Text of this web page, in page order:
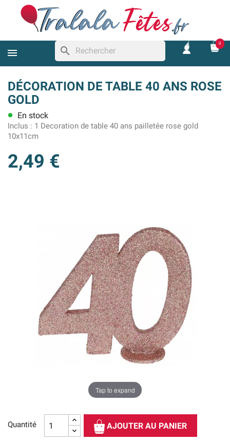
search
0
DÉCORATION DE TABLE 40 ANS ROSE
GOLD
lens En stock
Inclus : 1 Decoration de table 40 ans pailletée rose gold
10x11cm
2,49 €
Tap to expand
Quantité AJOUTER AU PANIER